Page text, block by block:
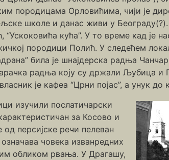
породицама Орловићима, чији је
школе и данас живи у Београду(?).
кућа”. У то време кад је
породици Полић. У следећем
била је шнајдерска радња
радња коју су држали Љубица
је кафеа “Црни појас”, а унук
изучили послатичарски
за Косово и
персијске речи пелеван
човека изванредних
обликом рвања. У Драгашу,